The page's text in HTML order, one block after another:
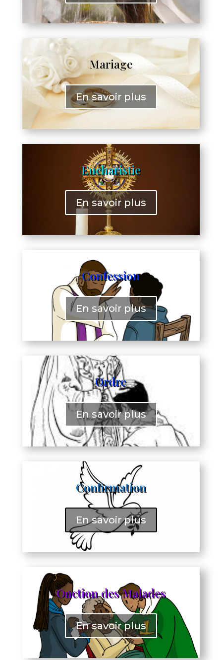
Mariage
En savoir plus
Eucharistie
En savoir plus
Confession
En savoir plus
Ordre
En savoir plus
Confirmation
En savoir plus
Onction des Malades
En savoir plus